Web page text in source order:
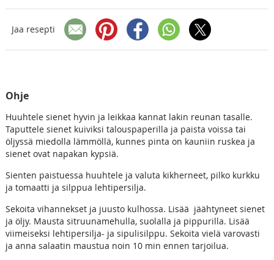
Jaa resepti
Ohje
Huuhtele sienet hyvin ja leikkaa kannat lakin reunan tasalle.
Taputtele sienet kuiviksi talouspaperilla ja paista voissa tai
öljyssä miedolla lämmöllä, kunnes pinta on kauniin ruskea ja
sienet ovat napakan kypsiä.
Sienten paistuessa huuhtele ja valuta kikherneet, pilko kurkku
ja tomaatti ja silppua lehtipersilja.
Sekoita vihannekset ja juusto kulhossa. Lisää jäähtyneet sienet
ja öljy. Mausta sitruunamehulla, suolalla ja pippurilla. Lisää
viimeiseksi lehtipersilja- ja sipulisilppu. Sekoita vielä varovasti
ja anna salaatin maustua noin 10 min ennen tarjoilua.